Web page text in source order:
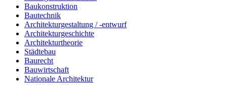
Baukonstruktion
Bautechnik
Architekturgestaltung / -entwurf
Architekturgeschichte
Architekturtheorie
Städtebau
Baurecht
Bauwirtschaft
Nationale Architektur